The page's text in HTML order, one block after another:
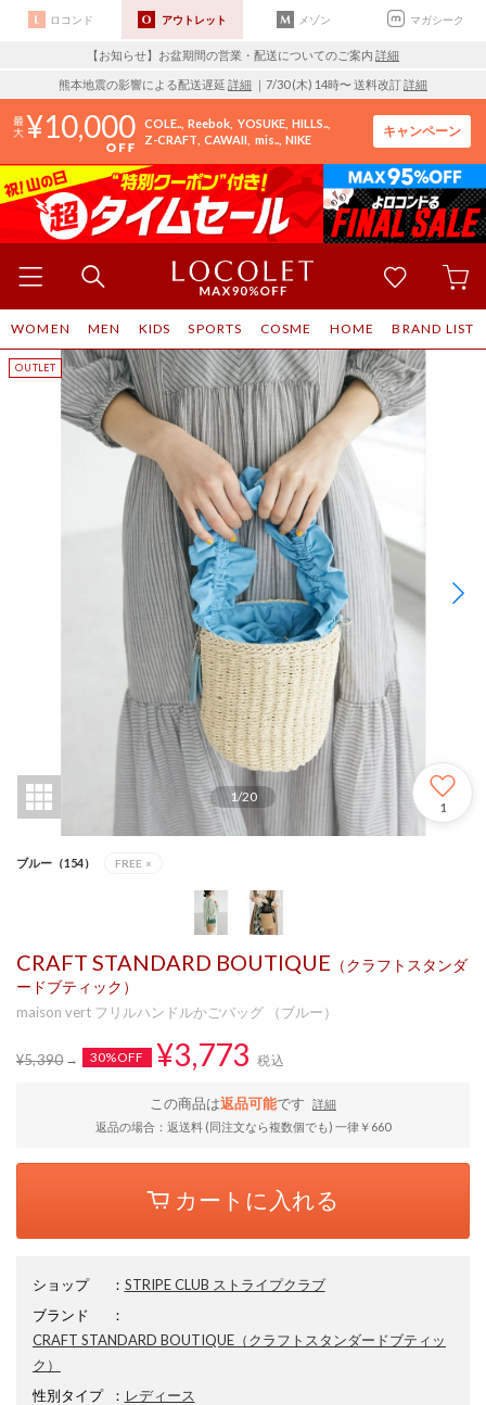
ロコンド アウトレット メゾン マガシーク
【お知らせ】お盆期間の営業・配送についてのご案内 詳細
熊本地震の影響による配送遅延 詳細 ｜7/30 (木) 14時〜 送料改訂詳細
10,000 COLE.. Reebok YOSUKE HILLS..
Z-CRAFT CAWAII mis.. NIKE
キャンペーン
WOMEN MEN KIDS SPORTS COSME HOME BRAND LIST
1/20
1
ブルー（154） FREE ×
CRAFT STANDARD BOUTIQUE （クラフトスタンダ
ードブティック）
maison vert フリルハンドルかごバッグ （ブルー）
¥5,390 30%OFF ¥3,773 税込
この商品は返品可能です
詳細
返品の場合：返送料 (同注文なら複数個でも) 一律￥660
カートに入れる
ショップ ： STRIPE CLUB ストライプクラブ
ブランド
：
CRAFT STANDARD BOUTIQUE （クラフトスタンダードブティッ
ク）
性別タイプ
： レディース